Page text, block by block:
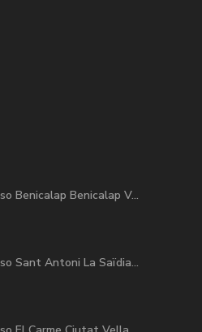
Benicalap Benicalap V...
Sant Antoni La Saïdia...